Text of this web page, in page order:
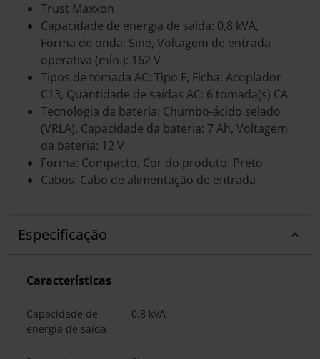
Trust Maxxon
Capacidade de energia de saída: 0,8 kVA,
Forma de onda: Sine, Voltagem de entrada
operativa (mín.): 162 V
Tipos de tomada AC: Tipo F, Ficha: Acoplador
C13, Quantidade de saídas AC: 6 tomada(s) CA
Tecnologia da bateria: Chumbo-ácido selado
(VRLA), Capacidade da bateria: 7 Ah, Voltagem
da bateria: 12 V
Forma: Compacto, Cor do produto: Preto
Cabos: Cabo de alimentação de entrada
Especificação
Características
Capacidade de
energia de saída
0,8 kVA